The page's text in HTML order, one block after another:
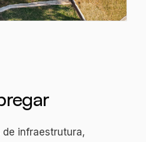
infraestrutura,